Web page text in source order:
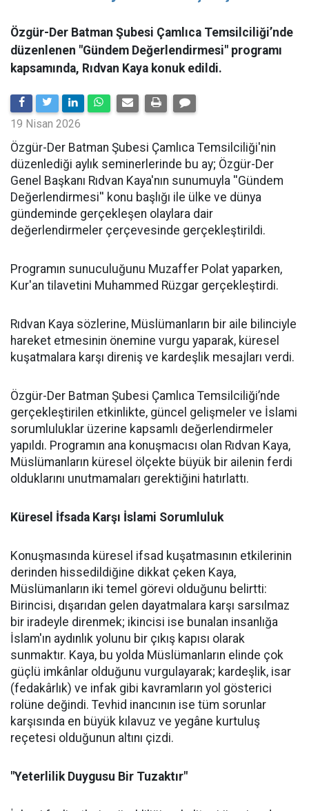
Özgür-Der Batman Şubesi Çamlıca Temsilciliği’nde
düzenlenen "Gündem Değerlendirmesi" programı
kapsamında, Rıdvan Kaya konuk edildi.
19 Nisan 2026
​Özgür-Der Batman Şubesi Çamlıca Temsilciliği'nin
düzenlediği aylık seminerlerinde bu ay; Özgür-Der
Genel Başkanı Rıdvan Kaya'nın sunumuyla ''Gündem
Değerlendirmesi'' konu başlığı ile ülke ve dünya
gündeminde gerçekleşen olaylara dair
değerlendirmeler çerçevesinde gerçekleştirildi.
Programın sunuculuğunu Muzaffer Polat yaparken,
Kur'an tilavetini Muhammed Rüzgar gerçekleştirdi.
Rıdvan Kaya sözlerine, Müslümanların bir aile bilinciyle
hareket etmesinin önemine vurgu yaparak, küresel
kuşatmalara karşı direniş ve kardeşlik mesajları verdi.
Özgür-Der Batman Şubesi Çamlıca Temsilciliği’nde
gerçekleştirilen etkinlikte, güncel gelişmeler ve İslami
sorumluluklar üzerine kapsamlı değerlendirmeler
yapıldı. Programın ana konuşmacısı olan Rıdvan Kaya,
Müslümanların küresel ölçekte büyük bir ailenin ferdi
olduklarını unutmamaları gerektiğini hatırlattı.
Küresel İfsada Karşı İslami Sorumluluk
Konuşmasında küresel ifsad kuşatmasının etkilerinin
derinden hissedildiğine dikkat çeken Kaya,
Müslümanların iki temel görevi olduğunu belirtti:
Birincisi, dışarıdan gelen dayatmalara karşı sarsılmaz
bir iradeyle direnmek; ikincisi ise bunalan insanlığa
İslam'ın aydınlık yolunu bir çıkış kapısı olarak
sunmaktır. Kaya, bu yolda Müslümanların elinde çok
güçlü imkânlar olduğunu vurgulayarak; kardeşlik, isar
(fedakârlık) ve infak gibi kavramların yol gösterici
rolüne değindi. Tevhid inancının ise tüm sorunlar
karşısında en büyük kılavuz ve yegâne kurtuluş
reçetesi olduğunun altını çizdi.
"Yeterlilik Duygusu Bir Tuzaktır"